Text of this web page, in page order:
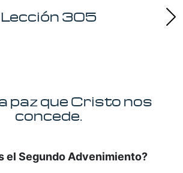
Lección 305
paz que Cristo nos
concede.
el Segundo Advenimiento?